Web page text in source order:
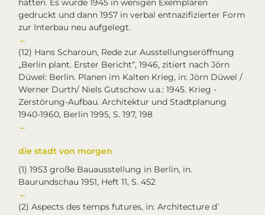
hatten. Es wurde 1945 in wenigen Exemplaren
gedruckt und dann 1957 in verbal entnazifizierter Form
zur Interbau neu aufgelegt.
←
(12) Hans Scharoun, Rede zur Ausstellungseröffnung
„Berlin plant. Erster Bericht“, 1946, zitiert nach Jörn
Düwel: Berlin. Planen im Kalten Krieg, in: Jörn Düwel /
Werner Durth/ Niels Gutschow u.a.: 1945. Krieg -
Zerstörung-Aufbau. Architektur und Stadtplanung
1940-1960, Berlin 1995, S. 197, 198
←
die stadt von morgen
(1) 1953 große Bauausstellung in Berlin, in.
Baurundschau 1951, Heft 11, S. 452
←
(2) Aspects des temps futures, in: Architecture d᾽